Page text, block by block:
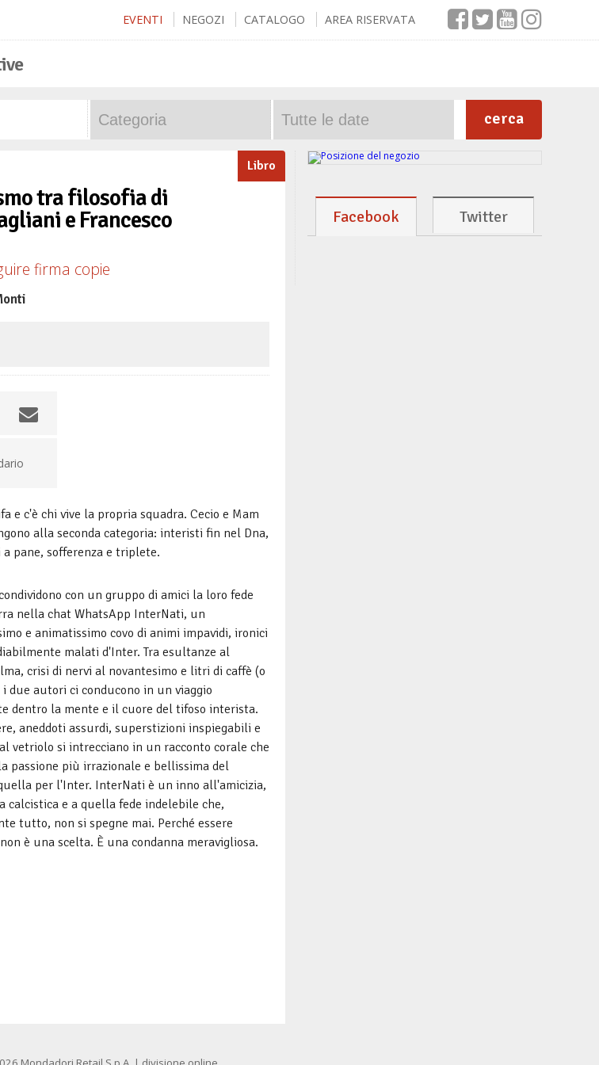
EVENTI NEGOZI CATALOGO AREA RISERVATA
cerca
Libro
tra filosofia di
e Francesco
firma copie
e c'è chi vive la propria squadra. Cecio e Mam
alla seconda categoria: interisti fin nel Dna,
pane, sofferenza e triplete.
con un gruppo di amici la loro fede
nella chat WhatsApp InterNati, un
e animatissimo covo di animi impavidi, ironici
malati d'Inter. Tra esultanze al
crisi di nervi al novantesimo e litri di caffè (o
due autori ci conducono in un viaggio
dentro la mente e il cuore del tifoso interista.
aneddoti assurdi, superstizioni inspiegabili e
vetriolo si intrecciano in un racconto corale che
passione più irrazionale e bellissima del
per l'Inter. InterNati è un inno all'amicizia,
calcistica e a quella fede indelebile che,
tutto, non si spegne mai. Perché essere
è una scelta. È una condanna meravigliosa.
Facebook Twitter